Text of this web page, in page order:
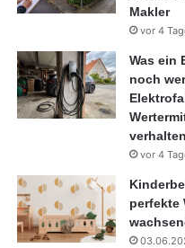
Makler
vor 4
Was ein
noch
vor 4
perfekte